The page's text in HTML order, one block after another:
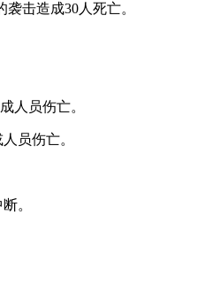
击造成30人死亡。
人员伤亡。
员伤亡。
。